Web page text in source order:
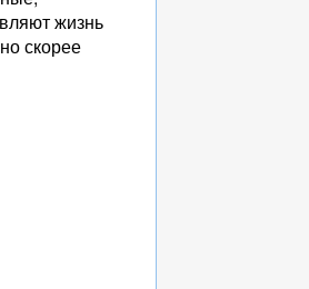
жизнь
скорее